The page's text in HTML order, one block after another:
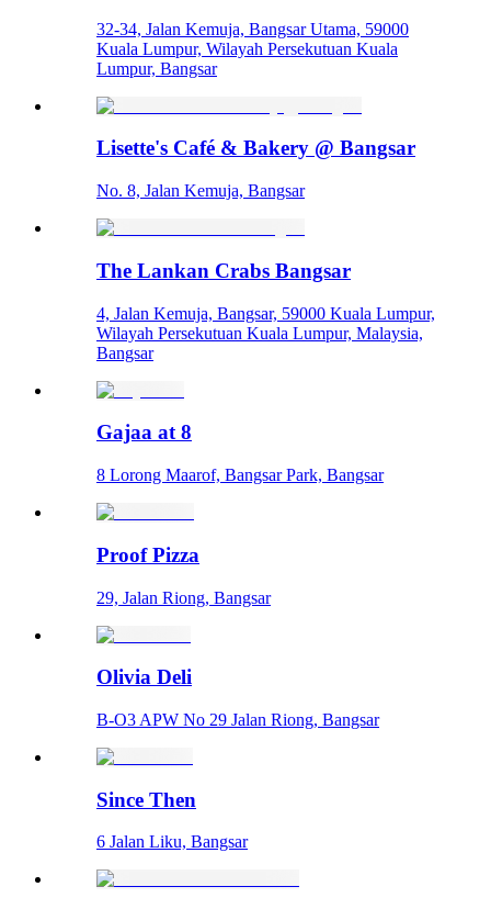
32-34, Jalan Kemuja, Bangsar Utama, 59000
Kuala Lumpur, Wilayah Persekutuan Kuala
Lumpur, Bangsar
Lisette's Café & Bakery @ Bangsar
No. 8, Jalan Kemuja, Bangsar
The Lankan Crabs Bangsar
4, Jalan Kemuja, Bangsar, 59000 Kuala Lumpur,
Wilayah Persekutuan Kuala Lumpur, Malaysia,
Bangsar
Gajaa at 8
8 Lorong Maarof, Bangsar Park, Bangsar
Proof Pizza
29, Jalan Riong, Bangsar
Olivia Deli
B-O3 APW No 29 Jalan Riong, Bangsar
Since Then
6 Jalan Liku, Bangsar